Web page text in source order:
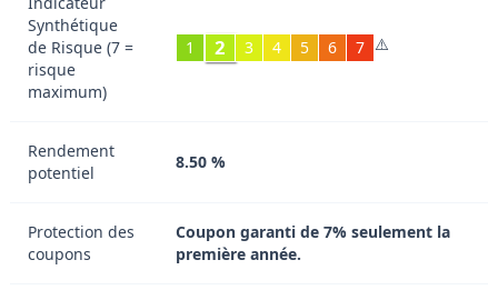
Synthétique
de Risque (7 =
risque
maximum)
⚠️
1 2 3 4 5 6 7
Rendement
potentiel
8.50 %
Protection des
coupons
Coupon garanti de 7% seulement la
première année.